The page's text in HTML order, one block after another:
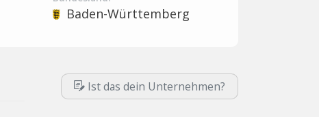
Baden-Württemberg
Ist das dein Unternehmen?